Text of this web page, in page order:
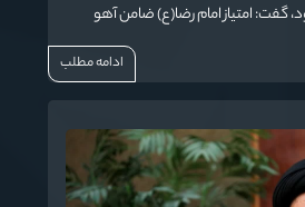
گفت: امتیاز امام رضا(ع) ضامن آهو
انسان ها و رهبر انسان ها بودن است.
ادامه مطلب